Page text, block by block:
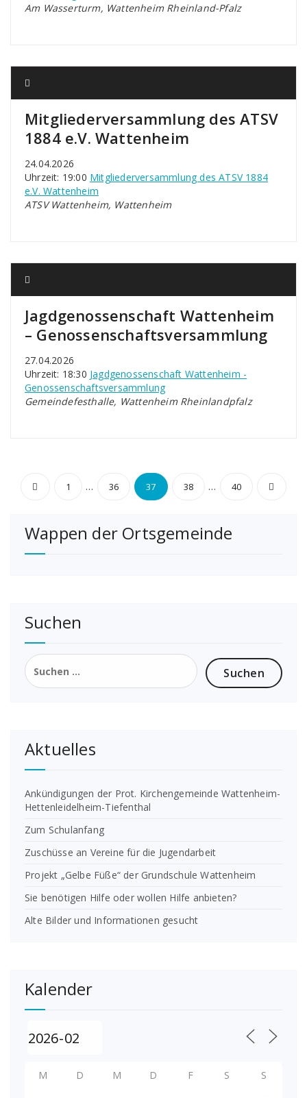
Am Wasserturm, Wattenheim Rheinland-Pfalz
Mitgliederversammlung des ATSV
1884 e.V. Wattenheim
24.04.2026
Uhrzeit: 19:00 Mitgliederversammlung des ATSV 1884
e.V. Wattenheim
ATSV Wattenheim, Wattenheim
Jagdgenossenschaft Wattenheim
– Genossenschaftsversammlung
27.04.2026
Uhrzeit: 18:30 Jagdgenossenschaft Wattenheim -
Genossenschaftsversammlung
Gemeindefesthalle, Wattenheim Rheinlandpfalz
Seitennummerierung
Beiträge
1 … 36 37 38 … 40
Wappen der Ortsgemeinde
Suchen
Suchen
nach:
Aktuelles
Ankündigungen der Prot. Kirchengemeinde Wattenheim-
Hettenleidelheim-Tiefenthal
Zum Schulanfang
Zuschüsse an Vereine für die Jugendarbeit
Projekt „Gelbe Füße“ der Grundschule Wattenheim
Sie benötigen Hilfe oder wollen Hilfe anbieten?
Alte Bilder und Informationen gesucht
Kalender
M D M D F S S